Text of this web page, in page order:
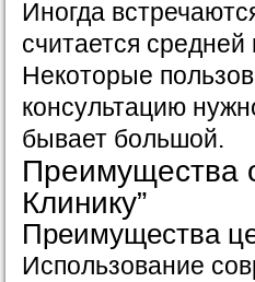
Иногда
считается
Некоторые
консультацию
бывает большой.
Преимущества
Клинику”
Преимущества
Использование